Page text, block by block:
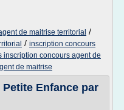
de maitrise territorial /
/ inscription concours
inscription concours agent de
de maitrise
Petite Enfance par